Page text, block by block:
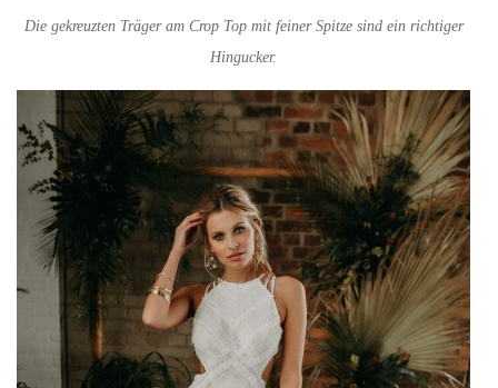
Die gekreuzten Träger am Crop Top mit feiner Spitze sind ein richtiger
Hingucker.